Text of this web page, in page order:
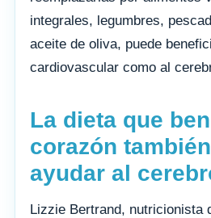
integrales, legumbres,
aceite de oliva, puede
cardiovascular como al
La dieta que
corazón
ayudar al
Lizzie Bertrand, nutricionista